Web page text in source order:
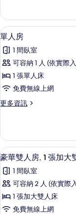
的
所
有
相
片
三
人
房
詳
情
顯
示
單
人
房
所
相
片
3
單人房
1 間臥室
可容納 1 人 (依實際
1 張單人床
免費無線上網
更多資訊
更
房
的
詳
顯
示
豪
華
雙
4
豪華雙人房, 1 張加大
1 間臥室
可容納 2 人 (依實際
1 張加大雙人床
免費無線上網